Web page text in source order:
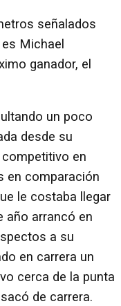
señalados
Michael
ganador, el
un poco
desde su
en
en comparación
le costaba llegar
año arrancó en
a su
en carrera un
cerca de la punta
de carrera.